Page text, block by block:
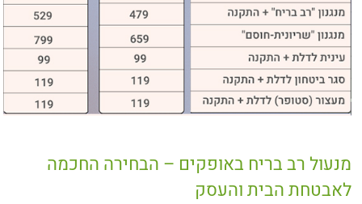
מנעול רב בריח באופקים – הבחירה החכמה
לאבטחת הבית והעסק